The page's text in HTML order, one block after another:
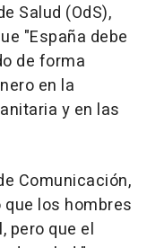
Salud (OdS),
"España debe
de forma
en la
y en las
Comunicación,
los hombres
pero que el